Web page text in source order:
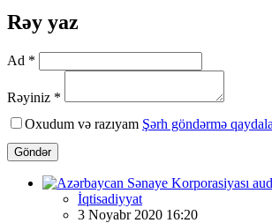
Rəy yaz
Ad *
Rəyiniz *
Oxudum və razıyam Şərh göndərmə
Göndər
İqtisadiyyat
3 Noyabr 2020 16:20